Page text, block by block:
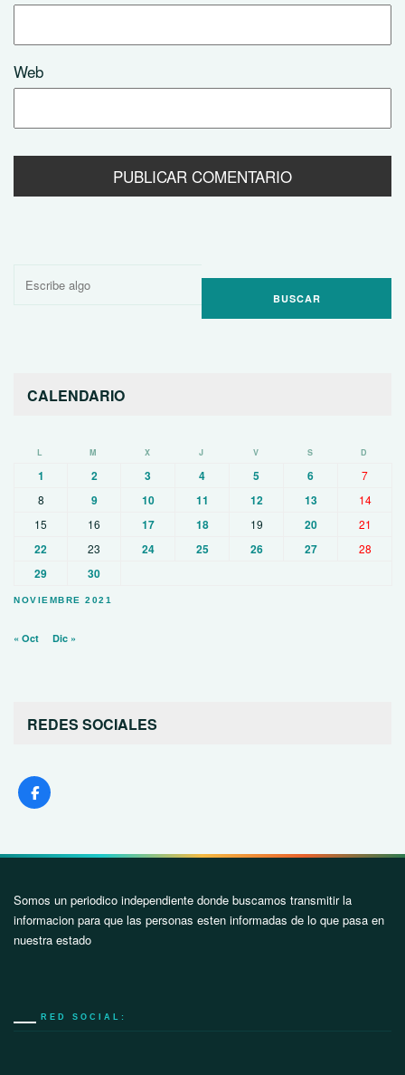
Web
Buscar
CALENDARIO
NOVIEMBRE 2021
L M X J V S D
1 2 3 4 5 6
7
8
9 10 11 12 13
14
15
16 17 18 19 20 21
22 23 24 25 26 27 28
29 30
« Oct Dic »
REDES SOCIALES
Somos un periodico independiente donde buscamos transmitir la
informacion para que las personas esten informadas de lo que pasa en
nuestra estado
RED SOCIAL: